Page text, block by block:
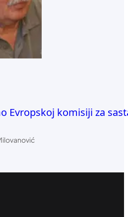
Evropskoj komisiji za